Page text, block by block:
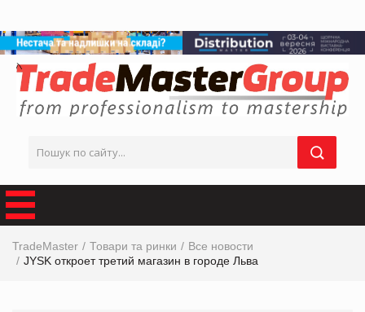
TradeMaster Товари та ринки
Все новости
JYSK откроет третий магазин в городе Льва